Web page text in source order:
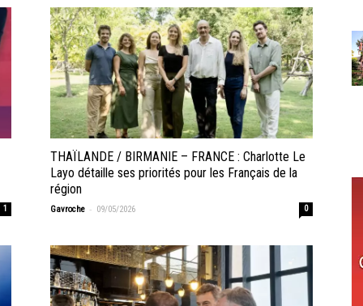
1
THAÏLANDE / BIRMANIE – FRANCE : Charlotte Le
Layo détaille ses priorités pour les Français de la
région
Gavroche - 09/05/2026 0